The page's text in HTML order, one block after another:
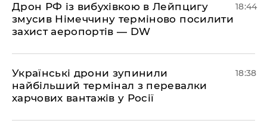
​Дрон РФ із вибухівкою в Лейпцигу
змусив Німеччину терміново посилити
захист аеропортів — DW
18:44
​Українські дрони зупинили
найбільший термінал з перевалки
харчових вантажів у Росії
18:38